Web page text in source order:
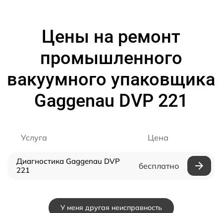
Цены на ремонт
промышленного
вакуумного упаковщика
Gaggenau DVP 221
Услуга Цена
Диагностика Gaggenau DVP
221
бесплатно
У меня другая неисправность